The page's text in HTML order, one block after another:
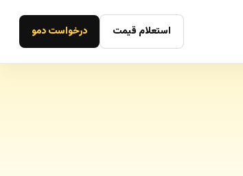
استعلام قیمت درخواست دمو